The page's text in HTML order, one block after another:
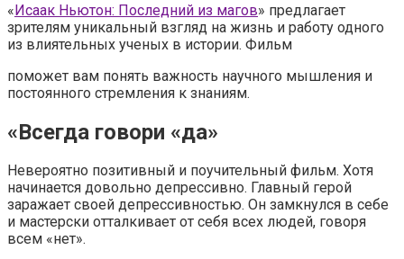
«Исаак Ньютон: Последний из магов» предлагает
зрителям уникальный взгляд на жизнь и работу одного
из влиятельных ученых в истории. Фильм
поможет вам понять важность научного мышления и
постоянного стремления к знаниям.
«Всегда говори «да»
Невероятно позитивный и поучительный фильм. Хотя
начинается довольно депрессивно. Главный герой
заражает своей депрессивностью. Он замкнулся в себе
и мастерски отталкивает от себя всех людей, говоря
всем «нет».